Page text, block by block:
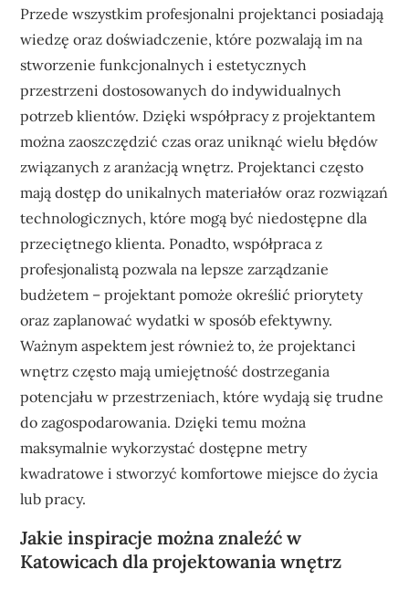
Przede wszystkim profesjonalni projektanci posiadają
wiedzę oraz doświadczenie, które pozwalają im na
stworzenie funkcjonalnych i estetycznych
przestrzeni dostosowanych do indywidualnych
potrzeb klientów. Dzięki współpracy z projektantem
można zaoszczędzić czas oraz uniknąć wielu błędów
związanych z aranżacją wnętrz. Projektanci często
mają dostęp do unikalnych materiałów oraz rozwiązań
technologicznych, które mogą być niedostępne dla
przeciętnego klienta. Ponadto, współpraca z
profesjonalistą pozwala na lepsze zarządzanie
budżetem – projektant pomoże określić priorytety
oraz zaplanować wydatki w sposób efektywny.
Ważnym aspektem jest również to, że projektanci
wnętrz często mają umiejętność dostrzegania
potencjału w przestrzeniach, które wydają się trudne
do zagospodarowania. Dzięki temu można
maksymalnie wykorzystać dostępne metry
kwadratowe i stworzyć komfortowe miejsce do życia
lub pracy.
Jakie inspiracje można znaleźć w
Katowicach dla projektowania wnętrz